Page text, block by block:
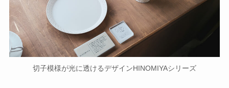
切子模様が光に透けるデザインHINOMIYAシリーズ